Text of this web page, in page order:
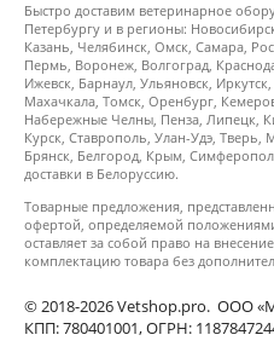
Быстро доставим ветеринарное
Петербургу и в регионы:
Казань, Челябинск, Омск, Самара,
Пермь, Воронеж, Волгоград,
Ижевск, Барнаул, Ульяновск,
Махачкала, Томск, Оренбург,
Набережные Челны, Пенза, Липецк,
Курск, Ставрополь, Улан-Удэ, Тверь,
Брянск, Белгород, Крым,
доставки в Белоруссию.
Товарные предложения,
офертой, определяемой
оставляет за собой право на
комплектацию товара без
© 2018-2026 Vetshop.pro. ООО
КПП: 780401001, ОГРН: